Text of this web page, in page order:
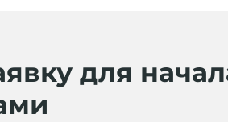
для